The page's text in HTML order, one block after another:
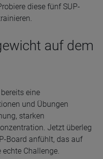
diese fünf SUP-
auf dem
eine
und Übungen
starken
Jetzt überleg
Board anfühlt, das auf
Challenge.